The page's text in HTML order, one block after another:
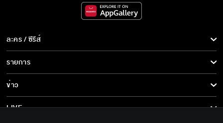
ลูกเขยใหม่มึงเขารู้หรือยังว่า อีลำยอง มันเคยมีลูก
มีผัวมาแล้ว
ร้ายที่สุดเป็นแม่ แต่ดันไม่เลี้ยงลูกของมันเอง
ยาดองของกู
ละคร / ซีรีส์
ละคร/ซีรีส์
ซีรีส์นานาชาติ
การ์ตูน & เกม
รายการ
รายการทั้งหมด
ข่าว
ข่าวทั้งหมด
LIVE